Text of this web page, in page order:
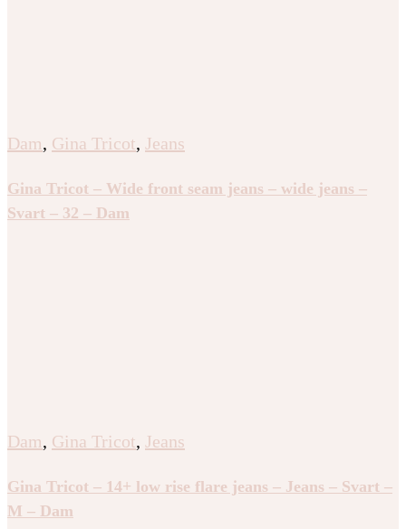
Dam, Gina Tricot, Jeans
Gina Tricot – Wide front seam jeans – wide jeans –
Svart – 32 – Dam
Dam, Gina Tricot, Jeans
Gina Tricot – 14+ low rise flare jeans – Jeans – Svart –
M – Dam